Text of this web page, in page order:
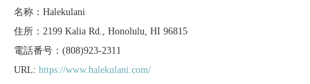
名称：Halekulani
住所：2199 Kalia Rd., Honolulu, HI 96815
電話番号：(808)923-2311
URL: https://www.halekulani.com/